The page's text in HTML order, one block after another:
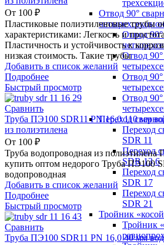
Отвод 90°
Отвод
Отвод
Отвод
Отвод
Переход
Переход
SDR 11
Переход
SDR 13,6
Переход
SDR 17
Переход
SDR 21
Тройник
Тройник
От 100 ₽
Пластиковые полиэтиленовые трубы
характеристиками: Легкость и
Пластичность и устойчивость к
низкая стоимость. Такие трубы
Добавить в список желаний
Подробнее
Быстрый просмотр
Сравнить
Труба ПЭ100 SDR11 PN 16,0 110 мм
из полиэтилена
От 100 ₽
Труба водопроводная из
купить оптом недорого Труба ПЭ100
водопроводная
Добавить в список желаний
Подробнее
Быстрый просмотр
Сравнить
Труба ПЭ100 SDR11 PN 16,0 40 мм